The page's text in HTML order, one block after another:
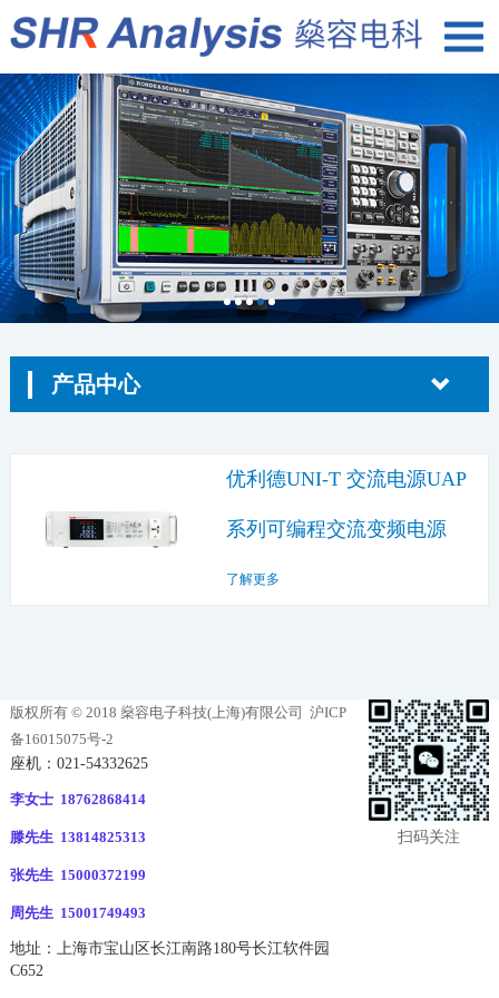
产品中心
优利德UNI-T 交流电源UAP
系列可编程交流变频电源
了解更多
版权所有 © 2018 燊容电子科技(上海)有限公司 沪ICP
备16015075号-2
座机：021-54332625
李女士 18762868414
滕先生 13814825313
张先生 15000372199
周先生 15001749493
地址：上海市宝山区长江南路180号长江软件园
C652
扫码关注